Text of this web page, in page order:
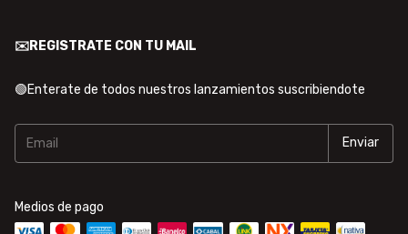
✉️REGISTRATE CON TU MAIL
🟢Enterate de todos nuestros lanzamientos suscribiendote
Medios de pago